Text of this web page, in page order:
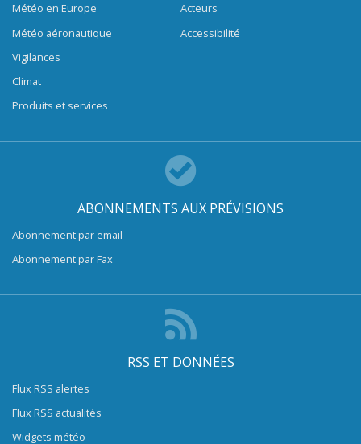
Météo en Europe
Météo aéronautique
Vigilances
Climat
Produits et services
Acteurs
Accessibilité
ABONNEMENTS AUX PRÉVISIONS
Abonnement par email
Abonnement par Fax
RSS ET DONNÉES
Flux RSS alertes
Flux RSS actualités
Widgets météo